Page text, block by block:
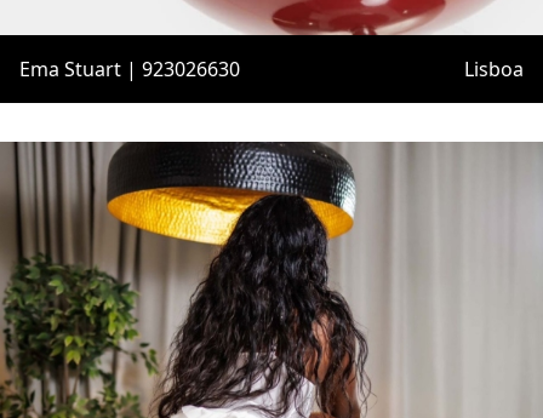
Ema Stuart | 923026630 Lisboa